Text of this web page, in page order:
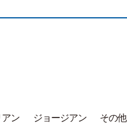
アン ジョージアン その他